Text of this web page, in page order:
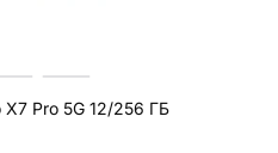
Pro 5G 12/256 ГБ